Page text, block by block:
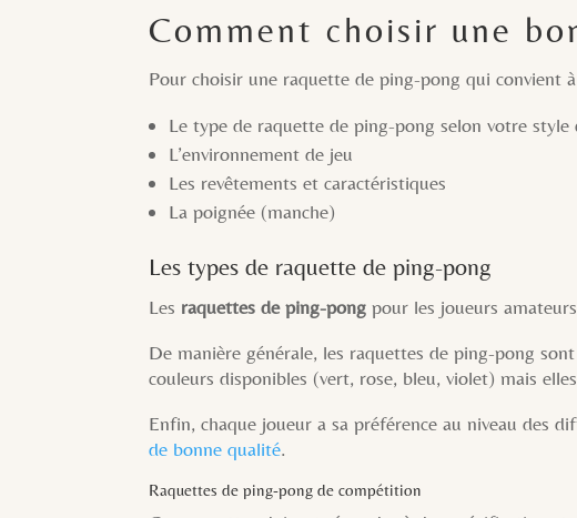
Comment choisir une
Pour choisir une raquette de ping-pong qui convient
Le type de raquette de ping-pong selon votre style
L’environnement de jeu
Les revêtements et caractéristiques
La poignée (manche)
Les types de raquette de ping-pong
Les raquettes de ping-pong pour les joueurs
De manière générale, les raquettes de ping-pong
couleurs disponibles (vert, rose, bleu, violet) mais
Enfin, chaque joueur a sa préférence au niveau des
de bonne qualité.
Raquettes de ping-pong de compétition